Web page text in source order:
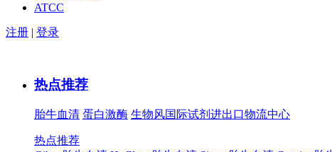
ATCC
注册 | 登录
热点推荐
胎牛血清 蛋白激酶 生物风国际试剂进出口物流中心
热点推荐